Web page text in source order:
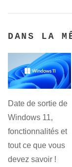
DANS LA
Date de sortie de
Windows 11,
fonctionnalités et
tout ce que vous
devez savoir !